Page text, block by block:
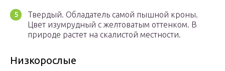
Твердый. Обладатель самой пышной кроны.
Цвет изумрудный с желтоватым оттенком. В
природе растет на скалистой местности.
Низкорослые